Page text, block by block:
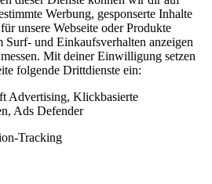
Werbung, gesponserte Inhalte
unsere Webseite oder Produkte
Surf- und Einkaufsverhalten anzeigen
Mit deiner Einwilligung setzen
folgende Drittdienste ein:
Advertising, Klickbasierte
Ads Defender
Tracking